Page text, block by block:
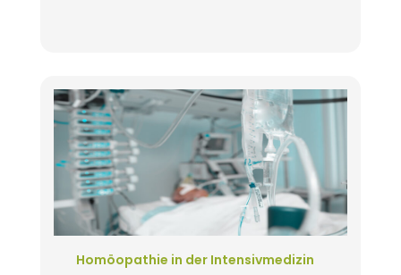
Homöopathie in der Intensivmedizin